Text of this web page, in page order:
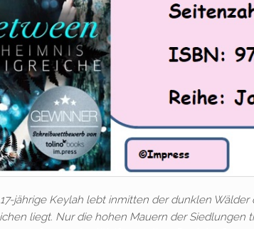
jährige Keylah lebt inmitten der dunklen
liegt. Nur die hohen Mauern der Siedlungen